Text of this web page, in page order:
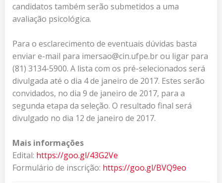
candidatos também serão submetidos a uma
avaliação psicológica.
Para o esclarecimento de eventuais dúvidas basta
enviar e-mail para imersao@cin.ufpe.br ou ligar para
(81) 3134-5900. A lista com os pré-selecionados será
divulgada até o dia 4 de janeiro de 2017. Estes serão
convidados, no dia 9 de janeiro de 2017, para a
segunda etapa da seleção. O resultado final será
divulgado no dia 12 de janeiro de 2017.
Mais informações
Edital: https://goo.gl/43G2Ve
Formulário de inscrição: https://goo.gl/BVQ9eo